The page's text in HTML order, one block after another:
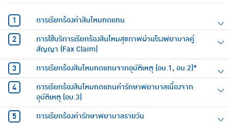
การเรียกร้องค่าสินไหมทดแทน
การใช้บริการเรียกร้องสินไหมสุขภาพผ่านโรงพยาบาลคู่
สัญญา (Fax Claim)
การเรียกร้องสินไหมทดแทนจากอุบัติเหตุ (อบ.1, อบ.2)*
การเรียกร้องสินไหมทดแทนค่ารักษาพยาบาลเนื่องจาก
อุบัติเหตุ (อบ.3)
การเรียกร้องค่ารักษาพยาบาลรายวัน